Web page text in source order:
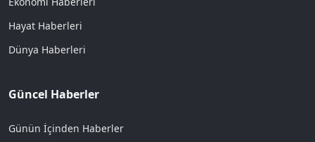
Hayat Haberleri
Dünya Haberleri
Güncel Haberler
Günün İçinden Haberler